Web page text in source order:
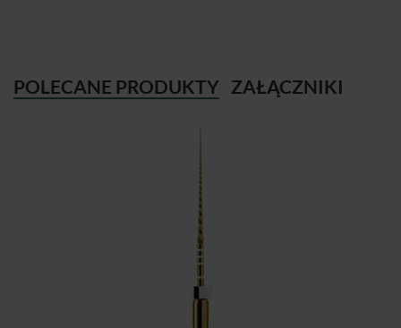
POLECANE PRODUKTY ZAŁĄCZNIKI